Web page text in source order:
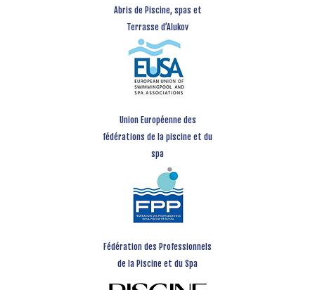
Abris de Piscine, spas et
Terrasse d’Alukov
Union Européenne des
fédérations de la piscine et du
spa
Fédération des Professionnels
de la Piscine et du Spa